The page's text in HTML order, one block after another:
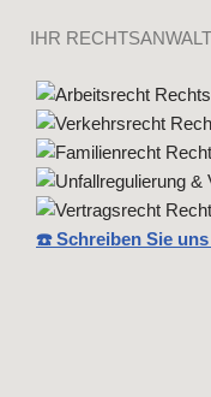
IHR
☎️ Schreiben Sie uns